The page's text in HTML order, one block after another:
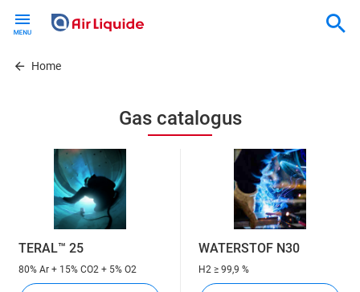
contentHome
Gas catalogus
TERAL™ 25
80% Ar + 15% CO2 + 5% O2
WATERSTOF N30
H2 ≥ 99,9 %